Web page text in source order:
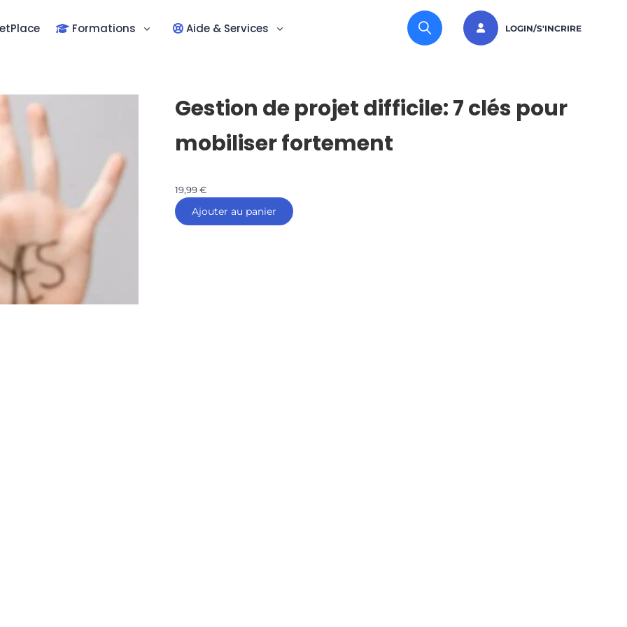
Formations Aide & Services LOGIN/S'INCRIRE
Gestion de projet difficile: 7 clés pour
mobiliser fortement
19,99€
Ajouter au panier